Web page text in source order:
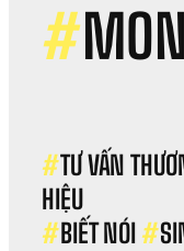
#
#TƯ VẤN
HIỆU
#BIẾT NÓI #